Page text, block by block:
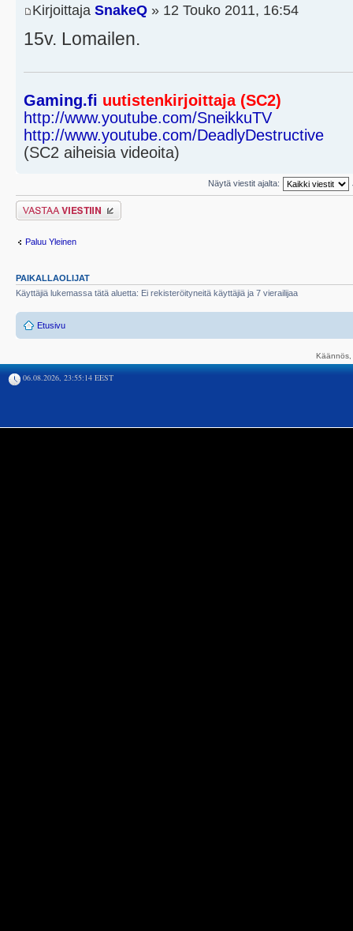
Kirjoittaja SnakeQ » 12 Touko 2011, 16:54
15v. Lomailen.
Gaming.fi uutistenkirjoittaja (SC2)
http://www.youtube.com/SneikkuTV
http://www.youtube.com/DeadlyDestructive
(SC2 aiheisia videoita)
Näytä viestit ajalta:
Lähetä vastaus
Paluu Yleinen
PAIKALLAOLIJAT
Käyttäjiä lukemassa tätä aluetta: Ei rekisteröityneitä käyttäjiä ja 7 vierailijaa
Etusivu
06.08.2026, 23:55:14 EEST